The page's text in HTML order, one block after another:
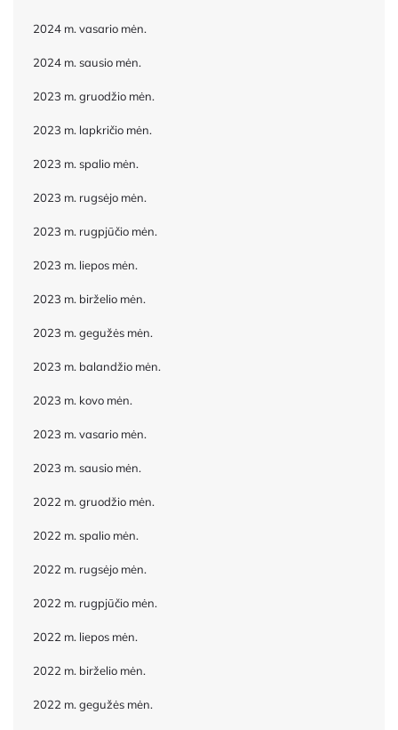
2024 m. vasario mėn.
2024 m. sausio mėn.
2023 m. gruodžio mėn.
2023 m. lapkričio mėn.
2023 m. spalio mėn.
2023 m. rugsėjo mėn.
2023 m. rugpjūčio mėn.
2023 m. liepos mėn.
2023 m. birželio mėn.
2023 m. gegužės mėn.
2023 m. balandžio mėn.
2023 m. kovo mėn.
2023 m. vasario mėn.
2023 m. sausio mėn.
2022 m. gruodžio mėn.
2022 m. spalio mėn.
2022 m. rugsėjo mėn.
2022 m. rugpjūčio mėn.
2022 m. liepos mėn.
2022 m. birželio mėn.
2022 m. gegužės mėn.